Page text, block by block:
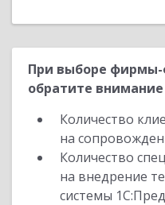
При выборе фирмы-
обратите внимание
Количество
на
Количество
на внедрение
системы